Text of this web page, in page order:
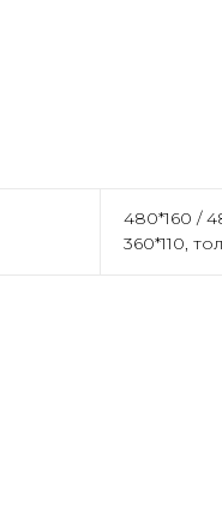
480*160 /
360*110,